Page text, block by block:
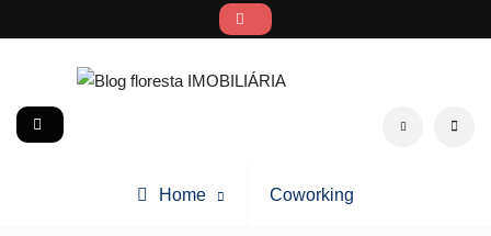
to
Blog floresta IMOBILIÁRIA Search social
Home
Posts
Coworking